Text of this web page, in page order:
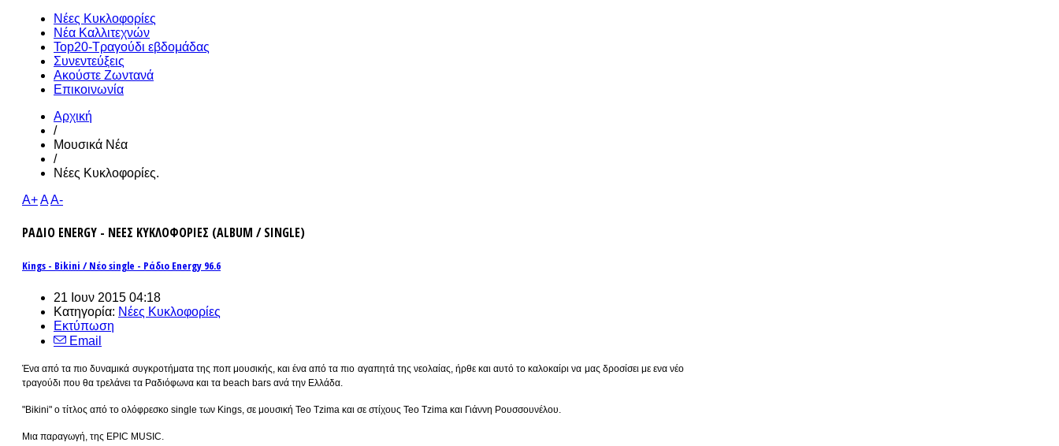
Νέες Κυκλοφορίες
Νέα Καλλιτεχνών
Top20-Τραγούδι εβδομάδας
Συνεντεύξεις
Ακούστε Ζωντανά
Επικοινωνία
Αρχική
/
Μουσικά Νέα
/
Νέες Κυκλοφορίες.
A+AA-
ΡΑΔΙΟ ENERGY - ΝΕΕΣ ΚΥΚΛΟΦΟΡΙΕΣ (ALBUM / SINGLE)
Kings - Bikini / Νέο single - Ράδιο Energy 96.6
21 Ιουν 2015 04:18
Κατηγορία: Νέες Κυκλοφορίες
Εκτύπωση
Email
Ένα από τα πιο δυναμικά συγκροτήματα της ποπ μουσικής, και ένα από τα πιο αγαπητά της νεολαίας, ήρθε και αυτό το καλοκαίρι να μας δροσίσει με ενα νέο
τραγούδι που θα τρελάνει τα Ραδιόφωνα και τα beach bars ανά την Ελλάδα.
"Βikini" ο τίτλος από το ολόφρεσκο single των Kings, σε μουσική Teo Tzima και σε στίχους Teo Tzima και Γιάννη Ρουσσουνέλου.
Μια παραγωγή, της EPIC MUSIC.